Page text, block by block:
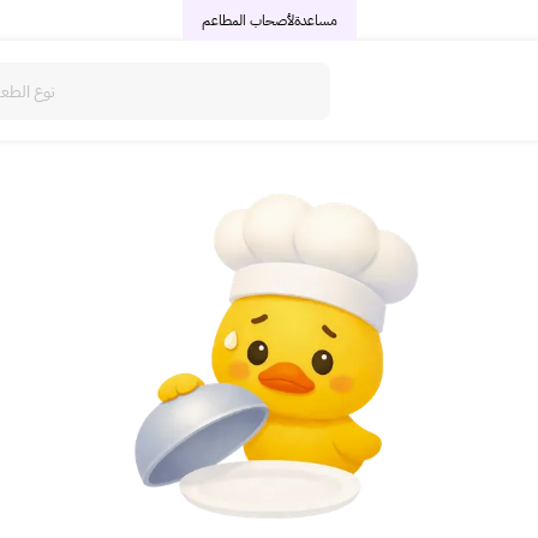
لأصحاب المطاعممساعدة